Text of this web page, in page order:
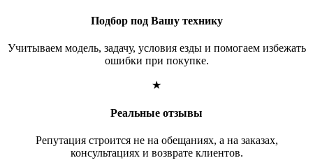
Подбор под Вашу технику
Учитываем модель, задачу, условия езды и помогаем избежать
ошибки при покупке.
★
Реальные отзывы
Репутация строится не на обещаниях, а на заказах,
консультациях и возврате клиентов.